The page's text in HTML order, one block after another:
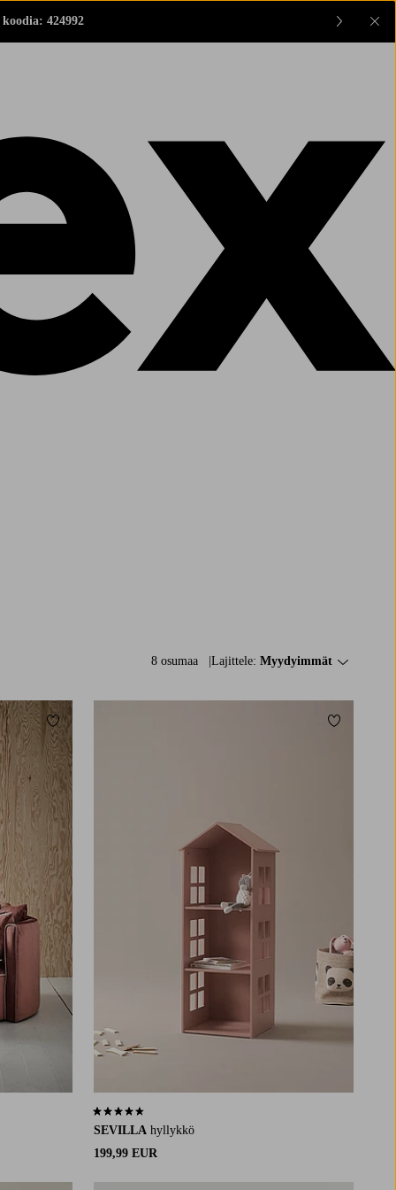
424992
8 osumaa Lajittele: Myydyimmät
Lisää suosikkeihin
SEVILLA hyllykkö
199,99 EUR
4,5 perustuen 32 arvosanaan
Lisää